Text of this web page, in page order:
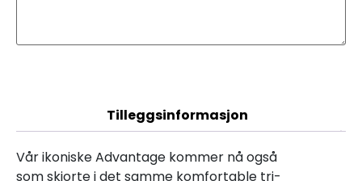
Tilleggsinformasjon
Vår ikoniske Advantage kommer nå også
som skjorte i det samme komfortable tri-